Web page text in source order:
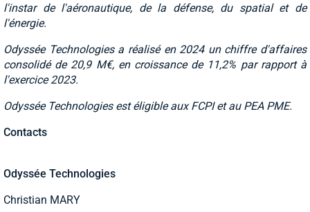
l'instar de l'aéronautique, de la défense, du spatial et de
l'énergie.
Odyssée Technologies a réalisé en 2024 un chiffre d'affaires
consolidé de 20,9 M€, en croissance de 11,2% par rapport à
l'exercice 2023.
Odyssée Technologies est éligible aux FCPI et au PEA PME.
Contacts
Odyssée Technologies
Christian MARY